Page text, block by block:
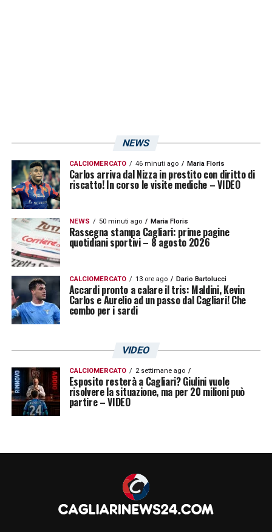
NEWS
CALCIOMERCATO 46 minuti ago Maria Floris
Carlos arriva dal Nizza in prestito con diritto di
riscatto! In corso le visite mediche – VIDEO
NEWS 50 minuti ago Maria Floris
Rassegna stampa Cagliari: prime pagine
quotidiani sportivi – 8 agosto 2026
CALCIOMERCATO 13 ore ago Dario Bartolucci
Accardi pronto a calare il tris: Maldini, Kevin
Carlos e Aurelio ad un passo dal Cagliari! Che
combo per i sardi
VIDEO
CALCIOMERCATO 2 settimane ago
Esposito resterà a Cagliari? Giulini vuole
risolvere la situazione, ma per 20 milioni può
partire – VIDEO